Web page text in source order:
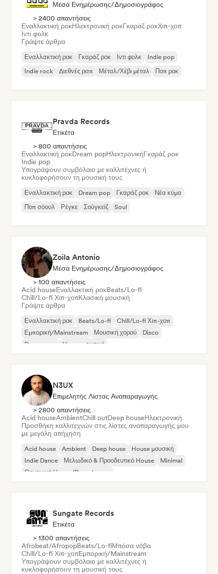
Μέσα Ενημέρωσης/Δημοσιογράφος
> 2400 απαντήσεις
Εναλλακτική ροκΗλεκτρονική ροκΓκαράζ ροκΧιπ-χοπ
Ιντι φολκ
Γράψτε άρθρα
Εναλλακτική ροκ Γκαράζ ροκ Ιντι φολκ
Indie pop
Indie rock
Διεθνές ραπ Μέταλ/Χέβι μέταλ Ποπ ροκ
Pravda Records
Ετικέτα
> 800 απαντήσεις
Εναλλακτική ροκDream popΗλεκτρονικήΓκαράζ ροκ
Indie pop
Υπογράψουν συμβόλαιο με καλλιτέχνες ή
κυκλοφορήσουν τη μουσική τους
Εναλλακτική ροκ Dream pop Γκαράζ ροκ
Νέα κύμα
Ποπ σόουλ
Ρέγκε Σούγκεϊζ Soul
Zoila Antonio
Μέσα Ενημέρωσης/Δημοσιογράφος
> 100 απαντήσεις
Acid houseΕναλλακτική ροκBeats/Lo-fi
Chill/Lo-fi Χιπ-χοπΚλασική μουσική
Γράψτε άρθρα
Εναλλακτική ροκ Beats/Lo-fi
Chill/Lo-fi Χιπ-χοπ
Εμπορική/Mainstream
Μουσική χορού
Disco
Dream pop
House μουσική
N3UX
Επιμελητής Λίστας Αναπαραγωγής
> 2800 απαντήσεις
Acid houseAmbientChill outDeep houseΗλεκτρονική
Προσθήκη καλλιτεχνών στις λίστες αναπαραγωγής μου
με μεγάλη απήχηση
Acid house Ambient Deep house
House μουσική
Indie Dance
Μελωδικό & Προοδευτικό House
Minimal
Οργανική House/Downtempo
Sungate Records
Ετικέτα
> 1300 απαντήσεις
Afrobeat/AfropopBeats/Lo-fiΜπόσα νόβα
Chill/Lo-fi Χιπ-χοπΕμπορική/Mainstream
Υπογράψουν συμβόλαιο με καλλιτέχνες ή
κυκλοφορήσουν τη μουσική τους